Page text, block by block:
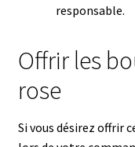
responsable.
Offrir les
rose
Si vous désirez offrir